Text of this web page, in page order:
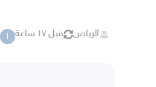
الرياض قبل ١٧ ساعة ا